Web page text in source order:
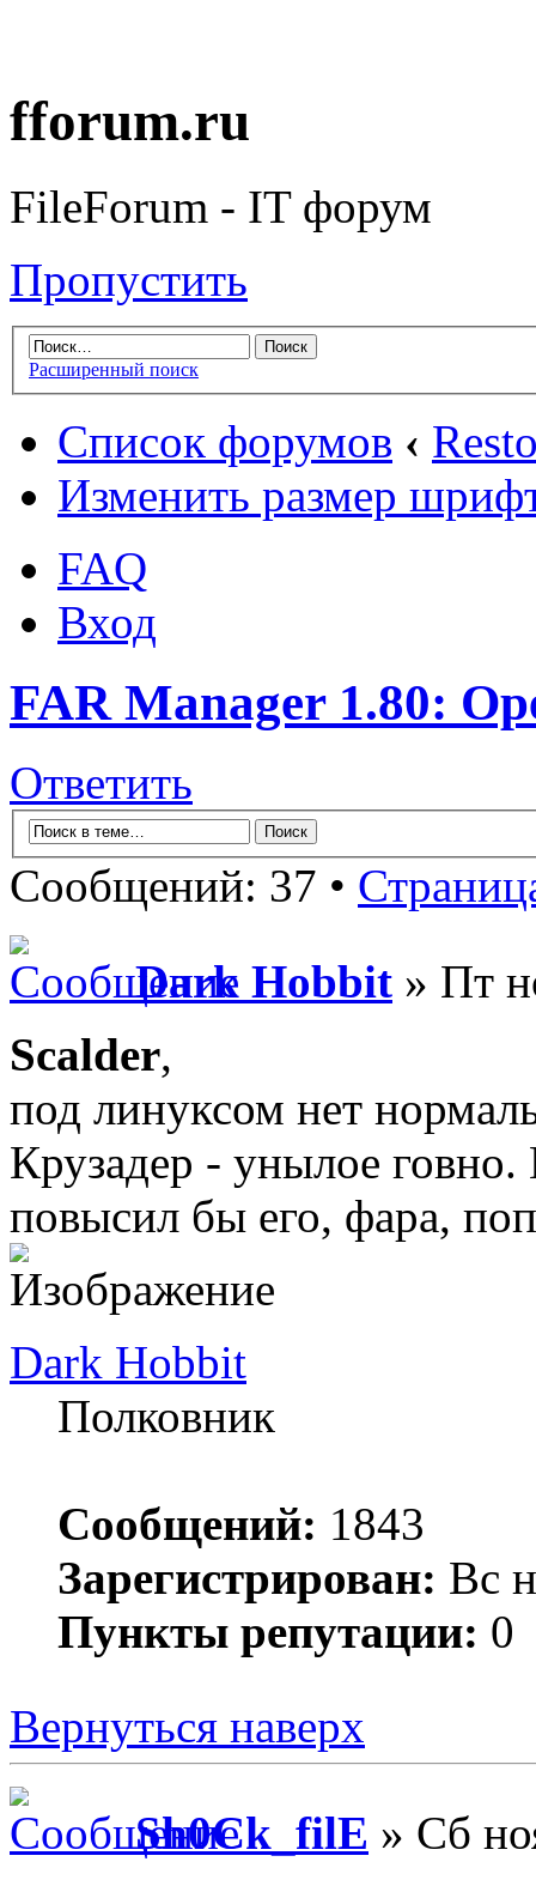
fforum.ru
FileForum - IT форум
Пропустить
Расширенный поиск
Список форумов ‹
Изменить размер
FAQ
Вход
FAR Manager 1.80:
Ответить
Сообщений: 37 •
Dark Hobbit » Пт
Scalder,
под линуксом нет
Крузадер - унылое
повысил бы его, фара,
Dark Hobbit
Полковник
Сообщений: 1843
Зарегистрирован: Вс
Пункты репутации: 0
Вернуться наверх
Sh0Ck_filE » Сб